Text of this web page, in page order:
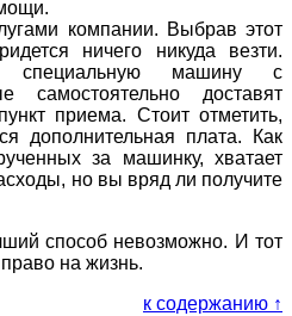
компании. Выбрав этот
ничего никуда везти.
специальную машину с
самостоятельно доставят
приема. Стоит отметить,
дополнительная плата. Как
за машинку, хватает
но вы вряд ли получите
способ невозможно. И тот
на жизнь.
к содержанию ↑